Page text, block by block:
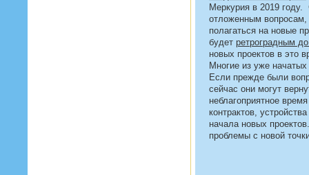
Меркурия в 2019 году.
отложенным
полагаться на новые
будет ретроградным
новых проектов в это
Многие из уже
Если прежде были
сейчас они могут
неблагоприятное
контрактов,
начала новых
проблемы с новой